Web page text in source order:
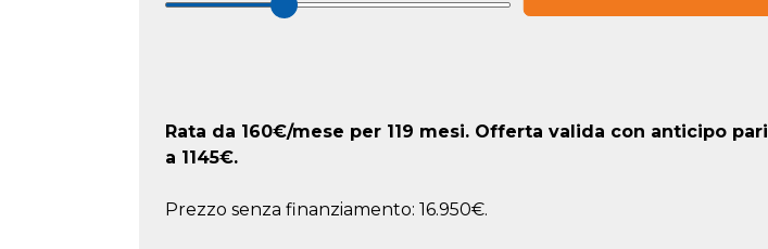
Rata da 160€/mese per 119 mesi. Offerta valida con anticipo pari
a 1145€.
Prezzo senza finanziamento: 16.950€.